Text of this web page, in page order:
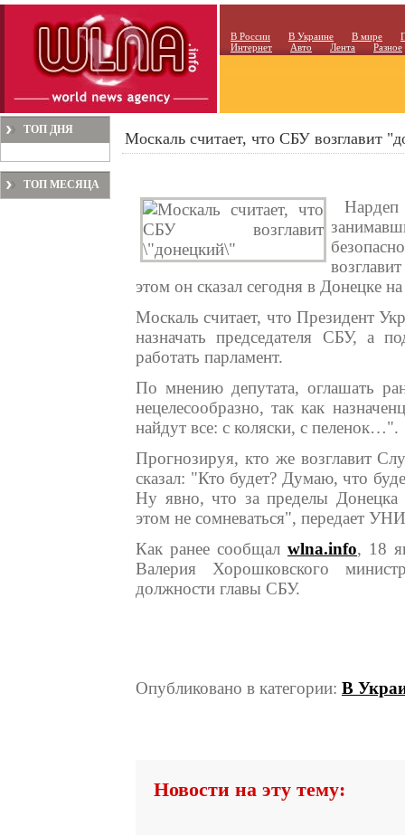
В России В Украине В мире
Интернет
Авто Лента Разное
ТОП ДНЯ
ТОП МЕСЯЦА
Москаль считает, что СБУ возглавит
этом он сказал сегодня в Донецке
Москаль считает, что Президент
назначать председателя СБУ, а
работать парламент.
По мнению депутата, оглашать
нецелесообразно, так как
найдут все: с коляски, с пеленок…".
Прогнозируя, кто же возглавит
сказал: "Кто будет? Думаю, что
Ну явно, что за пределы Донецка
этом не сомневаться", передает
Как ранее сообщал wlna.info, 18
Валерия Хорошковского
должности главы СБУ.
Опубликовано в категории: В
Новости на эту тему: